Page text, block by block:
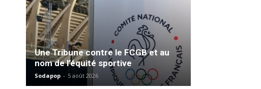
Une Tribune contre le FCGB et au
nom de l’équité sportive
Sodapop - 5 août 2026